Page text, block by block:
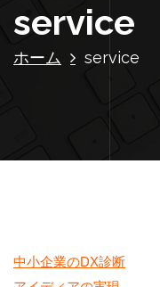
service
ホーム service
中小企業のDX診断